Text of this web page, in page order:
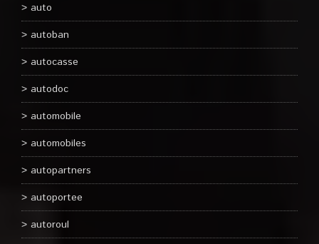
auto
autoban
autocasse
autodoc
automobile
automobiles
autopartners
autoportee
autoroul